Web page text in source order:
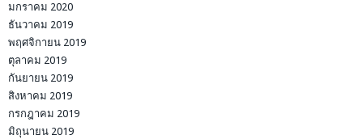
มกราคม 2020
ธันวาคม 2019
พฤศจิกายน 2019
ตุลาคม 2019
กันยายน 2019
สิงหาคม 2019
กรกฎาคม 2019
มิถุนายน 2019